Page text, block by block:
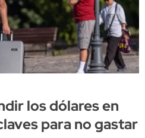
los dólares en
para no gastar